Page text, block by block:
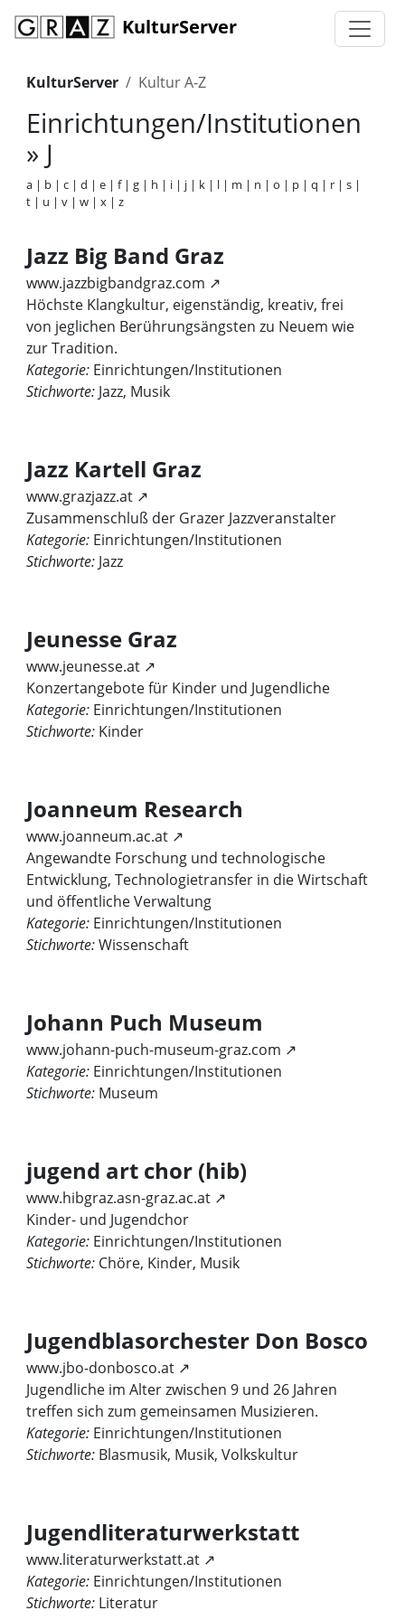
KulturServer
KulturServer Kultur A-Z
Einrichtungen/Institutionen
» J
a | b |c |d |e |f|g | h | i | j | k | l | m | n |o | p |q | r |s |
t | u |v |w |x |z
Jazz Big Band Graz
www.jazzbigbandgraz.com ↗
Höchste Klangkultur, eigenständig, kreativ, frei
von jeglichen Berührungsängsten zu Neuem wie
zur Tradition.
Kategorie: Einrichtungen/Institutionen
Stichworte: Jazz, Musik
Jazz Kartell Graz
www.grazjazz.at ↗
Zusammenschluß der Grazer Jazzveranstalter
Kategorie: Einrichtungen/Institutionen
Stichworte: Jazz
Jeunesse Graz
www.jeunesse.at ↗
Konzertangebote für Kinder und Jugendliche
Kategorie: Einrichtungen/Institutionen
Stichworte: Kinder
Joanneum Research
www.joanneum.ac.at ↗
Angewandte Forschung und technologische
Entwicklung, Technologietransfer in die Wirtschaft
und öffentliche Verwaltung
Kategorie: Einrichtungen/Institutionen
Stichworte:Wissenschaft
Johann Puch Museum
www.johann-puch-museum-graz.com ↗
Kategorie: Einrichtungen/Institutionen
Stichworte: Museum
jugend art chor (hib)
www.hibgraz.asn-graz.ac.at ↗
Kinder- und Jugendchor
Kategorie: Einrichtungen/Institutionen
Stichworte: Chöre, Kinder, Musik
Jugendblasorchester Don Bosco
www.jbo-donbosco.at ↗
Jugendliche im Alter zwischen 9 und 26 Jahren
treffen sich zum gemeinsamen Musizieren.
Kategorie: Einrichtungen/Institutionen
Stichworte: Blasmusik, Musik, Volkskultur
Jugendliteraturwerkstatt
www.literaturwerkstatt.at ↗
Kategorie: Einrichtungen/Institutionen
Stichworte: Literatur